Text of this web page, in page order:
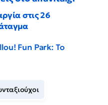
στις 26
Fun Park: Το